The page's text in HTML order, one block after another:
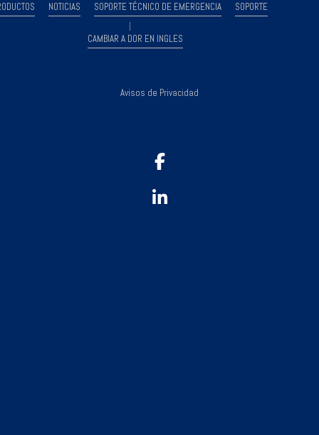
NOTICIAS SOPORTE TÉCNICO DE EMERGENCIA SOPORTE
CAMBIAR A DOR EN INGLES
Avisos de Privacidad